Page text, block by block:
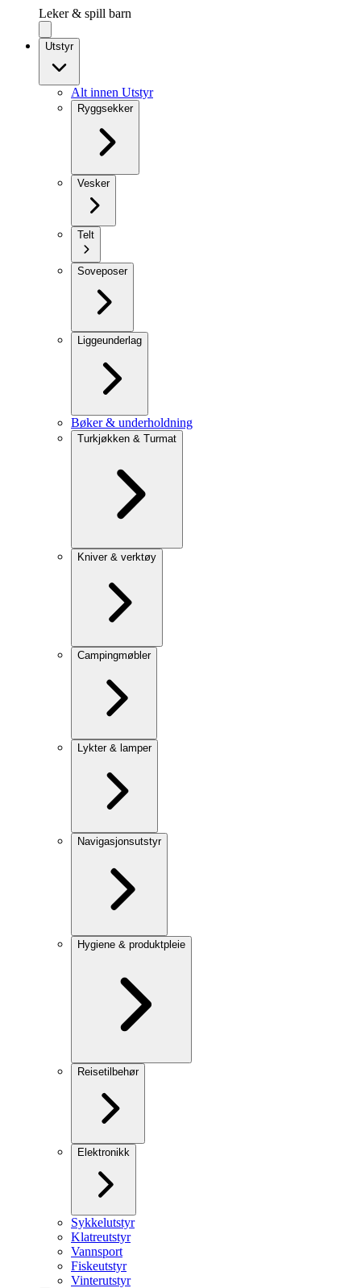
Leker & spill barn
Utstyr
Alt innen Utstyr
Ryggsekker
Vesker
Telt
Soveposer
Liggeunderlag
Bøker & underholdning
Turkjøkken & Turmat
Kniver & verktøy
Campingmøbler
Lykter & lamper
Navigasjonsutstyr
Hygiene & produktpleie
Reisetilbehør
Elektronikk
Sykkelutstyr
Klatreutstyr
Vannsport
Fiskeutstyr
Vinterutstyr